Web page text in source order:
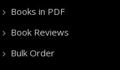
Books in PDF
Book Reviews
Bulk Order